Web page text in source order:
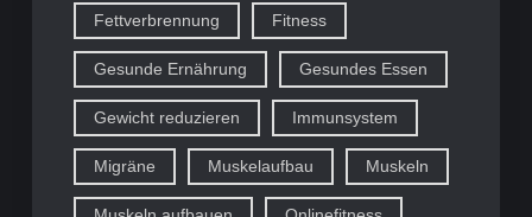
Fettverbrennung Fitness
Gesunde Ernährung Gesundes Essen
Gewicht reduzieren Immunsystem
Migräne Muskelaufbau Muskeln